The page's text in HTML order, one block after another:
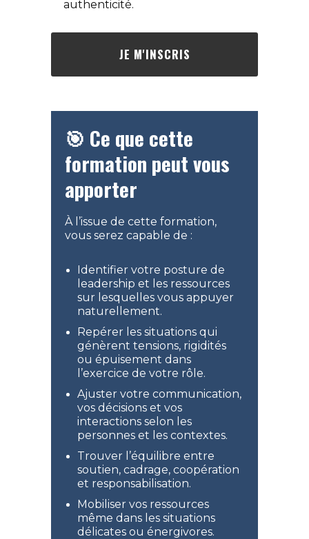
authenticité.
JE M'INSCRIS
🎯 Ce que cette
formation peut vous
apporter
À l’issue de cette formation,
vous serez capable de :
Identifier votre posture de
leadership et les ressources
sur lesquelles vous appuyer
naturellement.
Repérer les situations qui
génèrent tensions, rigidités
ou épuisement dans
l’exercice de votre rôle.
Ajuster votre communication,
vos décisions et vos
interactions selon les
personnes et les contextes.
Trouver l’équilibre entre
soutien, cadrage, coopération
et responsabilisation.
Mobiliser vos ressources
même dans les situations
délicates ou énergivores.